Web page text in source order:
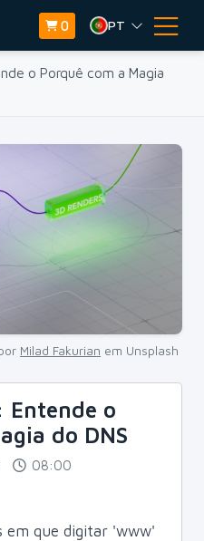
0 PT
o Porquê com a Magia
Milad Fakurian em Unsplash
Entende o
do DNS
08:00
em que digitar 'www'